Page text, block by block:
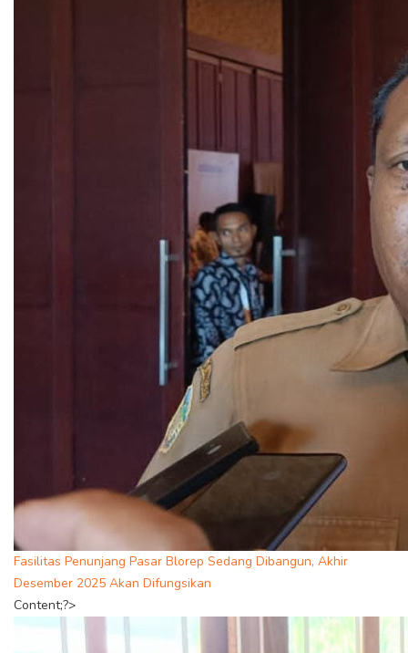
Fasilitas Penunjang Pasar Blorep Sedang Dibangun, Akhir
Desember 2025 Akan Difungsikan
Content;?>